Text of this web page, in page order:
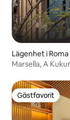
Lägenhet i
Marsella, A
Gästfavorit
Gästfavorit